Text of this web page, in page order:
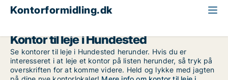
Kontorformidling.dk
Kontor til leje i Hundested
Se kontorer til leje i Hundested herunder. Hvis du er
interesseret i at leje et kontor på listen herunder, så tryk på
overskriften for at komme videre. Held og lykke med jagten